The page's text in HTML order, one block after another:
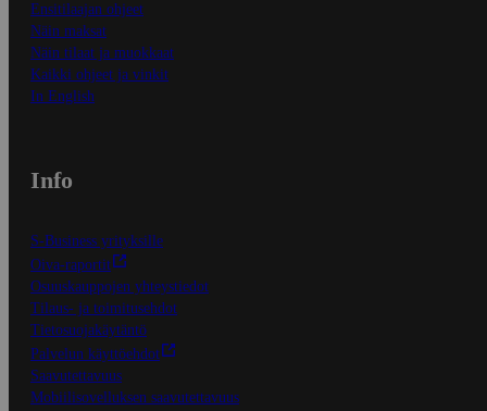
Ensitilaajan ohjeet
Näin maksat
Näin tilaat ja muokkaat
Kaikki ohjeet ja vinkit
In English
Info
S-Business yrityksille
Oiva-raportit
Osuuskauppojen yhteystiedot
Tilaus- ja toimitusehdot
Tietosuojakäytäntö
Palvelun käyttöehdot
Saavutettavuus
Mobiilisovelluksen saavutettavuus